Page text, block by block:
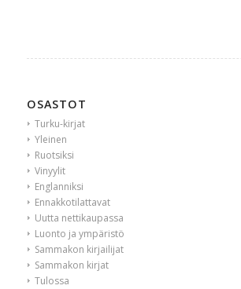
OSASTOT
Turku-kirjat
Yleinen
Ruotsiksi
Vinyylit
Englanniksi
Ennakkotilattavat
Uutta nettikaupassa
Luonto ja ympäristö
Sammakon kirjailijat
Sammakon kirjat
Tulossa